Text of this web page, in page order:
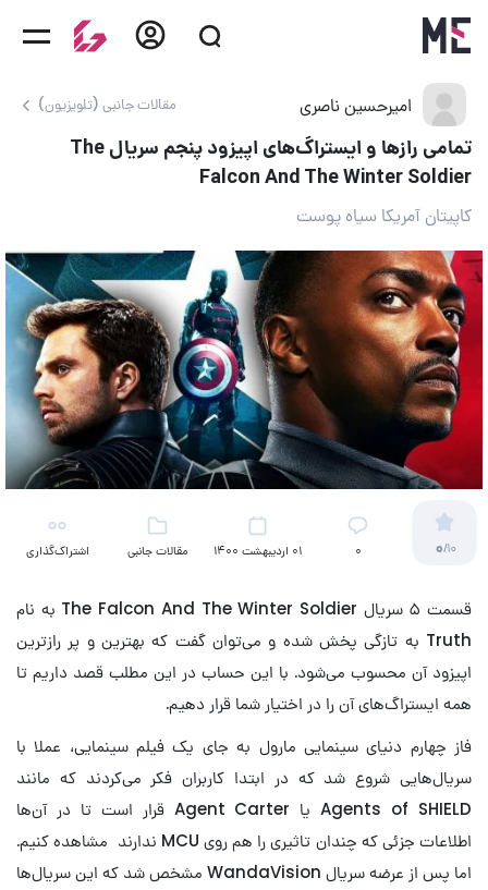
امیرحسین ناصری مقالات جانبی (تلویزیون)
تمامی رازها و ایستراگ‌های اپیزود پنجم سریال The
Falcon And The Winter Soldier
کاپیتان آمریکا سیاه پوست
0/10 ۰ 01 اردیبهشت 1400
مقالات جانبی
اشتراک‌گذاری
قسمت ۵ سریال The Falcon And The Winter Soldier به نام
Truth به تازگی پخش شده و می‌توان گفت که بهترین و پر رازترین
اپیزود آن محسوب می‌شود. با این حساب در این مطلب قصد داریم تا
همه ایستراگ‌های آن را در اختیار شما قرار دهیم.
فاز چهارم دنیای سینمایی مارول به جای یک فیلم سینمایی، عملا با
سریال‌هایی شروع شد که در ابتدا کاربران فکر می‌کردند که مانند
Agents of SHIELD یا Agent Carter قرار است تا در آن‌ها
اطلاعات جزئی که چندان تاثیری را هم روی MCU ندارند مشاهده کنیم.
اما پس از عرضه سریال WandaVision مشخص شد که این سریال‌ها